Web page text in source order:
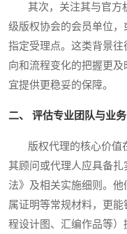
其次，关注其与官方
级版权协会的会员单位
指定受理点。这类背景
向和流程变化的把握更
宜提供更稳妥的保障。
二、 评估专业团队与业
版权代理的核心价值在
其顾问或代理人应具备
法》及相关实施细则。
属证明等常规材料，更
程设计图、汇编作品等）